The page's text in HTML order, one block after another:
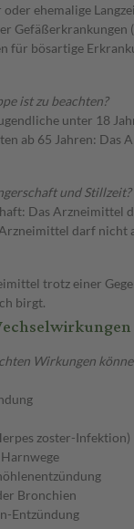
oder ehemalige
für bösartige
ist zu beachten?
unter 18
ab 65 Jahren: Das
und Stillzeit?
Das Arzneimittel
darf nicht
trotz einer
birgt.
Wirkungen
zoster-Infektion)
Bronchien
Entzündung